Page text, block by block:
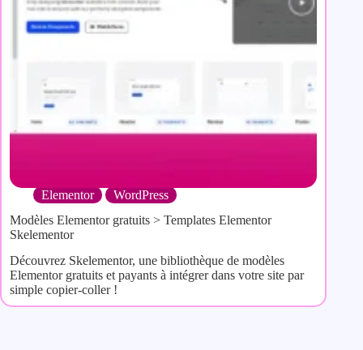
Elementor
WordPress
Modèles Elementor gratuits > Templates Elementor
Skelementor
Découvrez Skelementor, une bibliothèque de modèles
Elementor gratuits et payants à intégrer dans votre site par
simple copier-coller !